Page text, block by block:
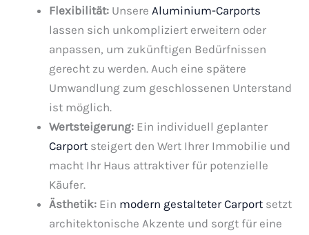
Flexibilität: Unsere Aluminium-Carports
lassen sich unkompliziert erweitern oder
anpassen, um zukünftigen Bedürfnissen
gerecht zu werden. Auch eine spätere
Umwandlung zum geschlossenen Unterstand
ist möglich.
Wertsteigerung: Ein individuell geplanter
Carport steigert den Wert Ihrer Immobilie und
macht Ihr Haus attraktiver für potenzielle
Käufer.
Ästhetik: Ein modern gestalteter Carport setzt
architektonische Akzente und sorgt für eine